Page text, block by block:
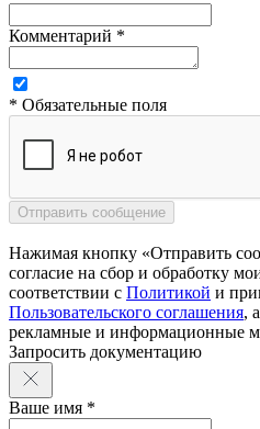
Комментарий *
* Обязательные поля
Нажимая кнопку «Отправить
согласие на сбор и обработку
соответствии с Политикой и
Пользовательского соглашения,
рекламные и информационные
Запросить документацию
Ваше имя *